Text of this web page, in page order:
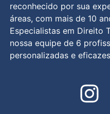
reconhecido por sua
áreas, com mais de 10
Especialistas em Direito
nossa equipe de 6
personalizadas e